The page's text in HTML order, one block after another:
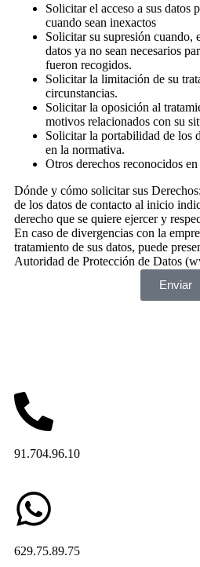
Solicitar el acceso a sus datos
cuando sean inexactos
Solicitar su supresión cuando,
datos ya no sean necesarios
fueron recogidos.
Solicitar la limitación de su
circunstancias.
Solicitar la oposición al
motivos relacionados con su
Solicitar la portabilidad de los
en la normativa.
Otros derechos reconocidos
Dónde y cómo solicitar sus
de los datos de contacto al inicio
derecho que se quiere ejercer y
En caso de divergencias con la
tratamiento de sus datos, puede
Autoridad de Protección de Datos
Enviar
91.704.96.10
629.75.89.75